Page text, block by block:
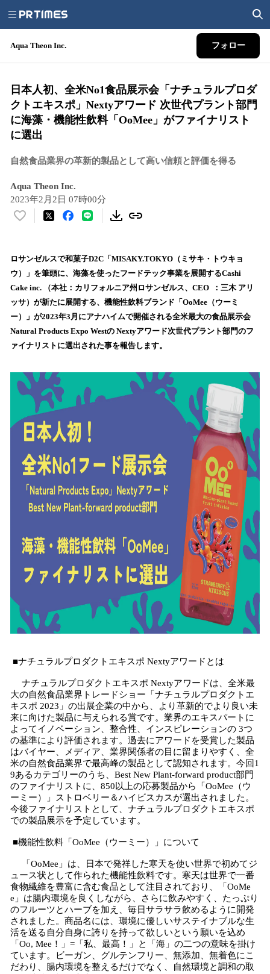
Aqua Theon Inc. フォロー
日本人初、全米No1食品展示会「ナチュラルプロダ
クトエキスポ」Nextyアワード 次世代プラント部門
に海藻・機能性飲料「OoMee」がファイナリスト
に選出
自然食品業界の革新的製品として高い信頼と評価を得る
Aqua Theon Inc.
2023年2月2日 07時00分
い
！
数
を
読
み
込
み
中
す
ロサンゼルスで和菓子D2C「MISAKY.TOKYO（ミサキ・トウキョ
ウ）」を筆頭に、海藻を使ったフードテック事業を展開するCashi
Cake inc. （本社：カリフォルニア州ロサンゼルス、CEO ：三木 アリ
ッサ）が新たに展開する、機能性飲料ブランド「OoMee（ウーミ
ー）」が2023年3月にアナハイムで開催される全米最大の食品展示会
Natural Products Expo Westの Nextyアワード次世代プラント部門のフ
ァイナリストに選出された事を報告します。
■ナチュラルプロダクトエキスポ Nextyアワードとは
ナチュラルプロダクトエキスポ Nextyアワードは、全米最
大の自然食品業界トレードショー「ナチュラルプロダクトエ
キスポ 2023」の出展企業の中から、より革新的でより良い未
来に向けた製品に与えられる賞です。業界のエキスパートに
よってイノベーション、整合性、インスピレーションの 3つ
の基準により評価されます。過去にアワードを受賞した製品
はバイヤー、メディア、業界関係者の目に留まりやすく、全
米の自然食品業界で最高峰の製品として認知されます。今回1
9あるカテゴリーのうち、Best New Plant-forward product部門
のファイナリストに、850以上の応募製品から「OoMee（ウ
ーミー）」ストロベリー＆ハイビスカスが選出されました。
今後ファイナリストとして、ナチュラルプロダクトエキスポ
での製品展示を予定しています。
■機能性飲料「OoMee（ウーミー）」について
「OoMee」は、日本で発祥した寒天を使い世界で初めてジ
ュース状として作られた機能性飲料です。寒天は世界で一番
食物繊維を豊富に含む食品として注目されており、「OoMe
e」は腸内環境を良くしながら、さらに飲みやすく、たっぷり
のフルーツとハーブを加え、毎日サラサラ飲めるように開発
されました。商品名には、環境に優しいサステイナブルな生
活を送る自分自身に誇りを持って欲しいという願いを込め
「Oo, Mee！」=「私、最高！」と「海」の二つの意味を掛け
ています。ビーガン、グルテンフリー、無添加、無着色にこ
だわり、腸内環境を整えるだけでなく、自然環境と調和の取